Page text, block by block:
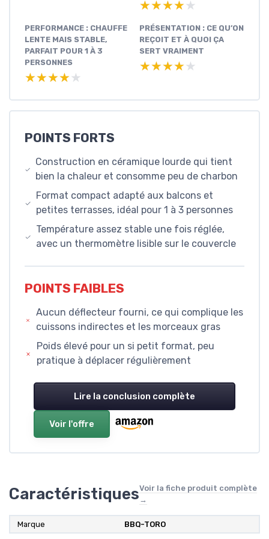
★★★★★
★★★★★
PERFORMANCE : CHAUFFE
LENTE MAIS STABLE,
PARFAIT POUR 1 À 3
PERSONNES
★★★★★
★★★★★
PRÉSENTATION : CE QU’ON
REÇOIT ET À QUOI ÇA
SERT VRAIMENT
★★★★★
★★★★★
POINTS FORTS
Construction en céramique lourde qui tient
bien la chaleur et consomme peu de charbon
Format compact adapté aux balcons et
petites terrasses, idéal pour 1 à 3 personnes
Température assez stable une fois réglée,
avec un thermomètre lisible sur le couvercle
POINTS FAIBLES
Aucun déflecteur fourni, ce qui complique les
cuissons indirectes et les morceaux gras
Poids élevé pour un si petit format, peu
pratique à déplacer régulièrement
Lire la conclusion complète
Voir l'offre
CaractéristiquesVoir la fiche produit complète
→
Marque BBQ-TORO